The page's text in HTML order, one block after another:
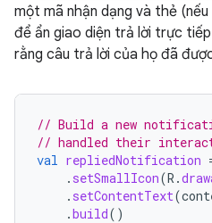
một mã nhận dạng và thẻ
để ẩn giao diện trả lời trực
rằng câu trả lời của họ đã
// Build a new
// handled their
val repliedNotification
. setSmallIcon(R .
. setContentText(
.build()